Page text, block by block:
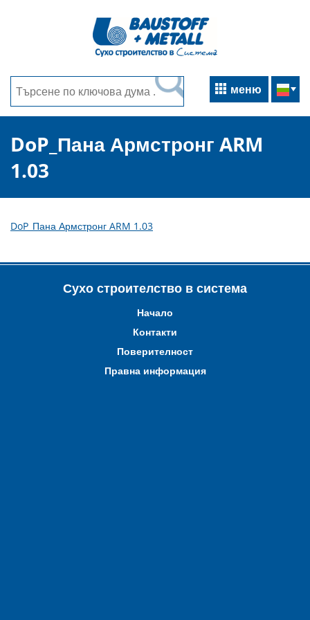
меню
DoP_Пана Армстронг ARM
1.03
DoP_Пана Армстронг ARM 1.03
Сухо строителство в система
Начало
Контакти
Поверителност
Правна информация